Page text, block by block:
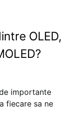
OLED,
importante
fiecare sa ne